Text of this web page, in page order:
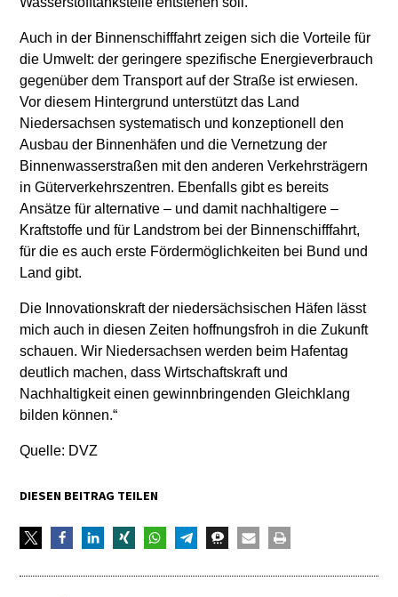
Auch in der Binnenschifffahrt zeigen sich die Vorteile für
die Umwelt: der geringere spezifische Energieverbrauch
gegenüber dem Transport auf der Straße ist erwiesen.
Vor diesem Hintergrund unterstützt das Land
Niedersachsen systematisch und konzeptionell den
Ausbau der Binnenhäfen und die Vernetzung der
Binnenwasserstraßen mit den anderen Verkehrsträgern
in Güterverkehrszentren. Ebenfalls gibt es bereits
Ansätze für alternative – und damit nachhaltigere –
Kraftstoffe und für Landstrom bei der Binnenschifffahrt,
für die es auch erste Fördermöglichkeiten bei Bund und
Land gibt.
Die Innovationskraft der niedersächsischen Häfen lässt
mich auch in diesen Zeiten hoffnungsfroh in die Zukunft
schauen. Wir Niedersachsen werden beim Hafentag
deutlich machen, dass Wirtschaftskraft und
Nachhaltigkeit einen gewinnbringenden Gleichklang
bilden können.“
Quelle: DVZ
DIESEN BEITRAG TEILEN